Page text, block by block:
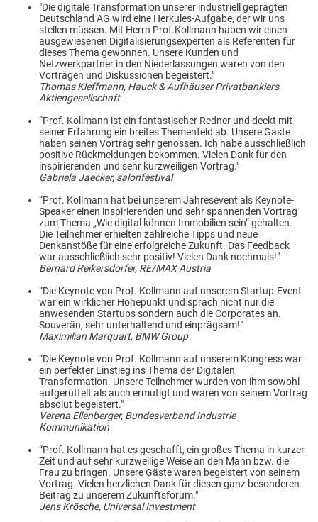
"Die digitale Transformation unserer industriell geprägten
Deutschland AG wird eine Herkules-Aufgabe, der wir uns
stellen müssen. Mit Herrn Prof.Kollmann haben wir einen
ausgewiesenen Digitalisierungsexperten als Referenten für
dieses Thema gewonnen. Unsere Kunden und
Netzwerkpartner in den Niederlassungen waren von den
Vorträgen und Diskussionen begeistert."
Thomas Kleffmann, Hauck & Aufhäuser Privatbankiers
Aktiengesellschaft
“Prof. Kollmann ist ein fantastischer Redner und deckt mit
seiner Erfahrung ein breites Themenfeld ab. Unsere Gäste
haben seinen Vortrag sehr genossen. Ich habe ausschließlich
positive Rückmeldungen bekommen. Vielen Dank für den
inspirierenden und sehr kurzweiligen Vortrag."
Gabriela Jaecker, salonfestival
“Prof. Kollmann hat bei unserem Jahresevent als Keynote-
Speaker einen inspirierenden und sehr spannenden Vortrag
zum Thema „Wie digital können Immobilien sein“ gehalten.
Die Teilnehmer erhielten zahlreiche Tipps und neue
Denkanstöße für eine erfolgreiche Zukunft. Das Feedback
war ausschließlich sehr positiv! Vielen Dank nochmals!"
Bernard Reikersdorfer, RE/MAX Austria
“Die Keynote von Prof. Kollmann auf unserem Startup-Event
war ein wirklicher Höhepunkt und sprach nicht nur die
anwesenden Startups sondern auch die Corporates an.
Souverän, sehr unterhaltend und einprägsam!"
Maximilian Marquart, BMW Group
“Die Keynote von Prof. Kollmann auf unserem Kongress war
ein perfekter Einstieg ins Thema der Digitalen
Transformation. Unsere Teilnehmer wurden von ihm sowohl
aufgerüttelt als auch ermutigt und waren von seinem Vortrag
absolut begeistert."
Verena Ellenberger, Bundesverband Industrie
Kommunikation
“Prof. Kollmann hat es geschafft, ein großes Thema in kurzer
Zeit und auf sehr kurzweilige Weise an den Mann bzw. die
Frau zu bringen. Unsere Gäste waren begeistert von seinem
Vortrag. Vielen herzlichen Dank für diesen ganz besonderen
Beitrag zu unserem Zukunftsforum."
Jens Krösche, Universal Investment